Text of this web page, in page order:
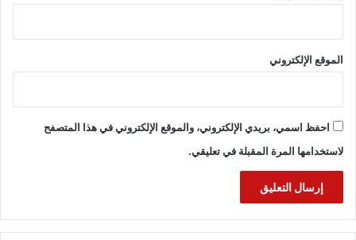
الموقع الإلكتروني
احفظ اسمي، بريدي الإلكتروني، والموقع الإلكتروني في هذا المتصفح
لاستخدامها المرة المقبلة في تعليقي.